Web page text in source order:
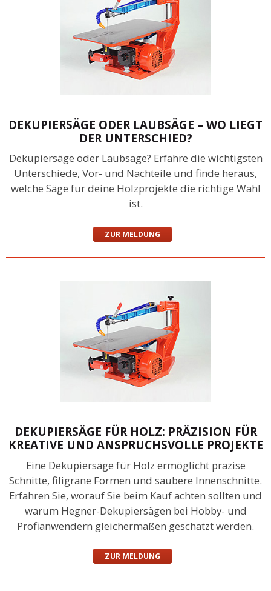
DEKUPIERSÄGE ODER LAUBSÄGE – WO LIEGT
DER UNTERSCHIED?
Dekupiersäge oder Laubsäge? Erfahre die wichtigsten
Unterschiede, Vor- und Nachteile und finde heraus,
welche Säge für deine Holzprojekte die richtige Wahl
ist.
ZUR MELDUNG
DEKUPIERSÄGE FÜR HOLZ: PRÄZISION FÜR
KREATIVE UND ANSPRUCHSVOLLE PROJEKTE
Eine Dekupiersäge für Holz ermöglicht präzise
Schnitte, filigrane Formen und saubere Innenschnitte.
Erfahren Sie, worauf Sie beim Kauf achten sollten und
warum Hegner-Dekupiersägen bei Hobby- und
Profianwendern gleichermaßen geschätzt werden.
ZUR MELDUNG